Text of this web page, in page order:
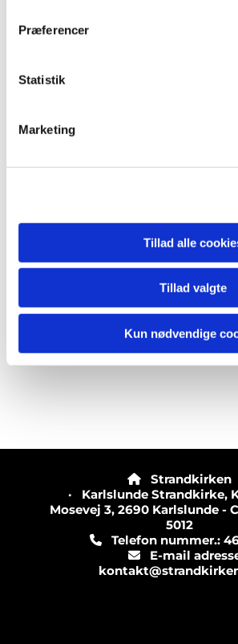
Præferencer
Statistik
Marketing
Tillad alle
Tillad valgte
Kun nødvendige
Du vil måske også

Strandkirken
· Karlslunde Strandkirke,
Mosevej 3, 2690 Karlslunde -
5012
Telefon nummer.:
E-mail